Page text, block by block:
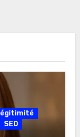
légitimité
SEO